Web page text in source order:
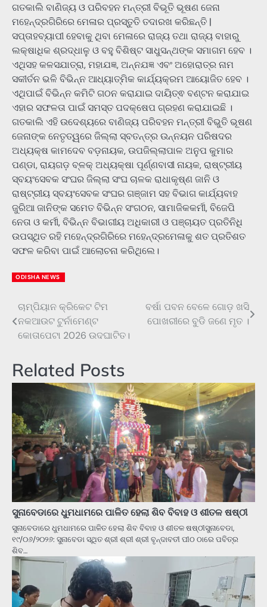
ଗତକାଲି ବାଣିଜ୍ୟ ଓ ପରିବହନ ମନ୍ତ୍ରୀ ବିଭୂତି ଭୂଷଣ ଜେନା
ମହେନ୍ଦ୍ରଗିରିରେ ମେଳାର ପ୍ରସ୍ତୁତି ତଦାରଖ କରିଛନ୍ତି |
ସପ୍ତାହବ୍ୟାପୀ ହେବାକୁ ଥିବା ମେଳାରେ ରାଜ୍ୟ ତଥା ରାଜ୍ୟ ବାହାରୁ
ଲକ୍ଷାଧିକ ଶ୍ରଦ୍ଧାଳୁ ଓ ବହୁ ବିଶିଷ୍ଟ ସାଧୁସନ୍ଥଙ୍କ ସମାଗମ ହେବ ।
ଏଥିସହ କଳସଯାତ୍ରା, ମହାଯଜ୍ଞ, ଅନ୍ନଯଜ୍ଞ ଏବଂ ଅହୋରାତ୍ର ନାମ
ସକୀର୍ତନ ଭଳି ବିଭିନ୍ନ ଆଧ୍ୟାତ୍ମିକ କାର୍ଯ୍ୟକ୍ରମ ଆୟୋଜିତ ହେବ ।
ଏଥିପାଇଁ ବିଭିନ୍ନ କମିଟି ଗଠନ କରାଯାଇ ଦାୟିତ୍ଵ ବଣ୍ଟନ କରାଯାଇ
ଏହାର ସଫଳତା ପାଇଁ ସମସ୍ତ ପଦକ୍ଷେପ ଗ୍ରହଣ କରାଯାଇଛି ।
ଗତକାଲି ଏହି ଉଦେଶ୍ୟରେ ବାଣିଜ୍ୟ ପରିବହନ ମନ୍ତ୍ରୀ ବିଭୁତି ଭୂଷଣ
ଜେନାଙ୍କ ନେତୃତ୍ୱରେ ଜିଲ୍ଲା ସ୍ବତନ୍ତ୍ର ଉନ୍ନୟନ ପରିଷଦର
ଅଧ୍ୟକ୍ଷ କାମଦେବ ବଡ଼ନାୟକ, ଉପଜିଲ୍ଲାପାଳ ଅନୁପ କୁମାର
ପଣ୍ଡା, ରାୟଗଡ଼ ବ୍ଳକ୍ ଅଧ୍ୟକ୍ଷା ପୂର୍ଣ୍ଣବାସୀ ନାୟକ, ରାଷ୍ଟ୍ରୀୟ
ସ୍ବୟଂସେବକ ସଂଘର ଜିଲ୍ଲା ସଂଘ ଚାଳକ ରାଧାକୃଷ୍ଣ ଜାନି ଓ
ରାଷ୍ଟ୍ରୀୟ ସ୍ବୟଂସେବକ ସଂଘର ଗଞ୍ଜାମ ସହ ବିଭାଗ କାର୍ଯ୍ୟବାହ
ଜୁରିଆ ଜାନିଙ୍କ ସମେତ ବିଭିନ୍ନ ସଂଗଠନ, ସାମାଜିକକର୍ମୀ, ବିଜେପି
ନେତା ଓ କର୍ମୀ, ବିଭିନ୍ନ ବିଭାଗୀୟ ଅଧିକାରୀ ଓ ପଞ୍ଚାୟତ ପ୍ରତିନିଧି
ଉପସ୍ଥିତ ରହି ମହେନ୍ଦ୍ରଗିରିରେ ମହେନ୍ଦ୍ରମେଳାକୁ ଶତ ପ୍ରତିଶତ
ସଫଳ କରିବା ପାଇଁ ଆଲୋଚନା କରିଥିଲେ।
ODISHA NEWS
Post
navigation
ଚାମ୍ପିୟାନ କ୍ରିକେଟ ଟିମ
ନକଆଉଟ ଟୁର୍ନାମେଣ୍ଟ
କୋତାପେଟା 2026 ଉଦଘାଟିତ।
ବର୍ଷା ପବନ ବେଳେ ଗୋଡ଼ ଖସି
ପୋଖରୀରେ ବୁଡି ଜଣେ ମୃତ ।
Related Posts
ସୁନାବେଡାରେ ଧୁମଧାମରେ ପାଳିତ ହେଲା ଶିବ ବିବାହ ଓ ଶୀତଳ ଷଷ୍ଠୀ
ସୁନାବେଡାରେ ଧୁମଧାମରେ ପାଳିତ ହେଲା ଶିବ ବିବାହ ଓ ଶୀତଳ ଷଷ୍ଠୀସୁନାବେଡା,
୧୯/୦୬/୨୦୨୬: ସୁନାବେଡା ସ୍ଥିତ ଶ୍ରୀ ଶ୍ରୀ ଶ୍ରୀ ବୃନ୍ଦାବତୀ ପୀଠ ଠାରେ ପବିତ୍ର
ଶିବ…